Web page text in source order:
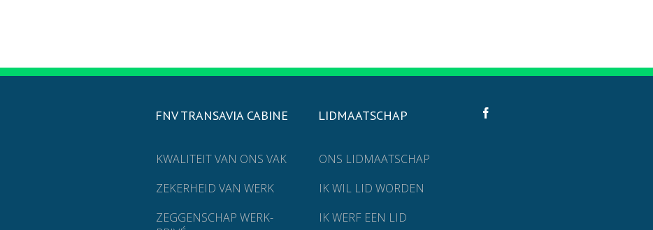
FNV TRANSAVIA CABINE
KWALITEIT VAN ONS VAK
ZEKERHEID VAN WERK
ZEGGENSCHAP WERK-
LIDMAATSCHAP
ONS LIDMAATSCHAP
IK WIL LID WORDEN
IK WERF EEN LID